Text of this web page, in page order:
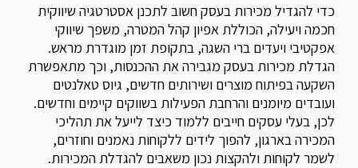
כדי להגדיל מכירות בעסק חשוב לתכנן אסטרטגיה שיווקית
חכמה ויעילה, הכוללת אפיון קהל המטרה, משפך שיווקי
אפקטיבי ויעדים ברי השגה, בתקופת זמן מוגדרת מראש.
הגדלת מכירות בעסק מגבירה את ההכנסות, וכך מתאפשרת
השקעה בפיתוח מוצרים ושירותים חדשים, גיוס טאלנטים
ועובדים מיומנים והרחבת הפעילות בשווקים קיימים וחדשים.
לכן, בעלי עסקים חייבים ללמוד כיצד לייעל את תהליכי
המכירה בארגון, להפוך לידים ללקוחות נאמנים וחוזרים,
לשמר לקוחות ולהקצות נכון משאבים להגדלת המכירות.